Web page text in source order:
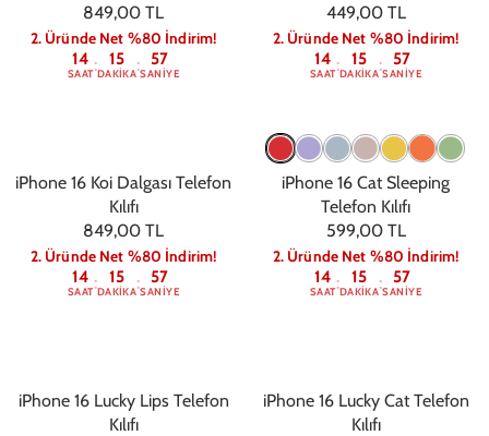
849,00 TL
2. Üründe Net %80 İndirim!
14
SAAT: 15
DAKIKA: 56
SANIYE
449,00 TL
2. Üründe Net %80 İndirim!
14
SAAT: 15
DAKIKA: 56
SANIYE
iPhone 16 Koi Dalgası Telefon
Kılıfı
849,00 TL
2. Üründe Net %80 İndirim!
14
SAAT: 15
DAKIKA: 56
SANIYE
iPhone 16 Cat Sleeping
Telefon Kılıfı
599,00 TL
2. Üründe Net %80 İndirim!
14
SAAT: 15
DAKIKA: 56
SANIYE
iPhone 16 Lucky Lips Telefon
Kılıfı
iPhone 16 Lucky Cat Telefon
Kılıfı